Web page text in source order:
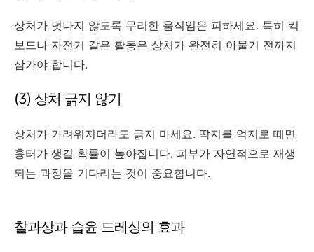
상처가 덧나지 않도록 무리한 움직임은 피하세요. 특히 킥
보드나 자전거 같은 활동은 상처가 완전히 아물기 전까지
삼가야 합니다.
(3) 상처 긁지 않기
상처가 가려워지더라도 긁지 마세요. 딱지를 억지로 떼면
흉터가 생길 확률이 높아집니다. 피부가 자연적으로 재생
되는 과정을 기다리는 것이 중요합니다.
찰과상과 습윤 드레싱의 효과